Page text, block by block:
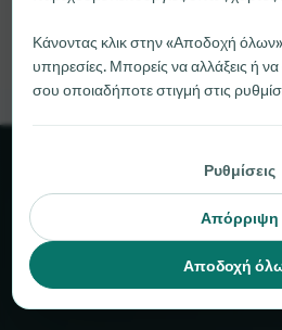
Σχετικά με το locabee
Στοιχεία και αριθμοί
Συνεργάτες
Κάνοντας κλικ στην «Αποδοχή
υπηρεσίες. Μπορείς να αλλάξεις ή
σου οποιαδήποτε στιγμή στις
Ρυθμίσεις
Απόρριψη
Αποδοχή